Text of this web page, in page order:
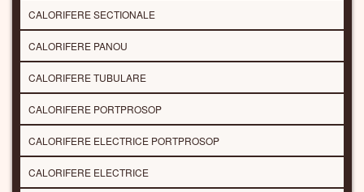
CALORIFERE SECTIONALE
CALORIFERE PANOU
CALORIFERE TUBULARE
CALORIFERE PORTPROSOP
CALORIFERE ELECTRICE PORTPROSOP
CALORIFERE ELECTRICE